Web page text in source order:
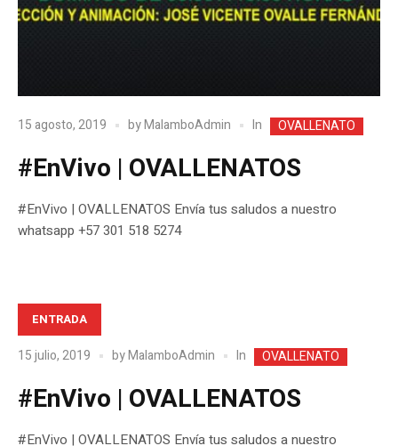
15 agosto, 2019 byMalamboAdmin In OVALLENATO
#EnVivo | OVALLENATOS
#EnVivo | OVALLENATOS Envía tus saludos a nuestro
whatsapp +57 301 518 5274
ENTRADA
15 julio, 2019 byMalamboAdmin In OVALLENATO
#EnVivo | OVALLENATOS
#EnVivo | OVALLENATOS Envía tus saludos a nuestro